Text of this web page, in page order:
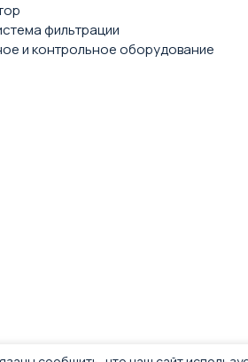
фильтрации
и контрольное оборудование